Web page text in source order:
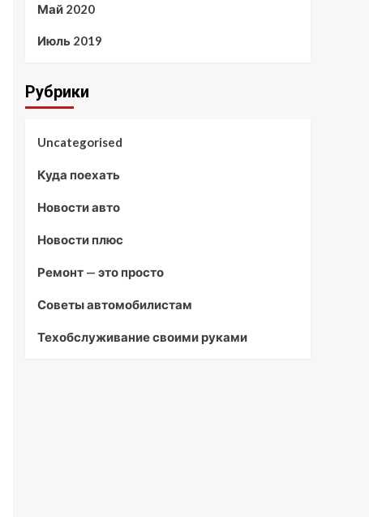
Май 2020
Июль 2019
Рубрики
Uncategorised
Куда поехать
Новости авто
Новости плюс
Ремонт — это просто
Советы автомобилистам
Техобслуживание своими руками